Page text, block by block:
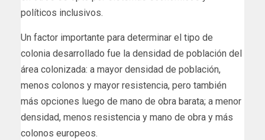
políticos inclusivos.
Un factor importante para determinar el tipo de
colonia desarrollado fue la densidad de población del
área colonizada: a mayor densidad de población,
menos colonos y mayor resistencia, pero también
más opciones luego de mano de obra barata; a menor
densidad, menos resistencia y mano de obra y más
colonos europeos.